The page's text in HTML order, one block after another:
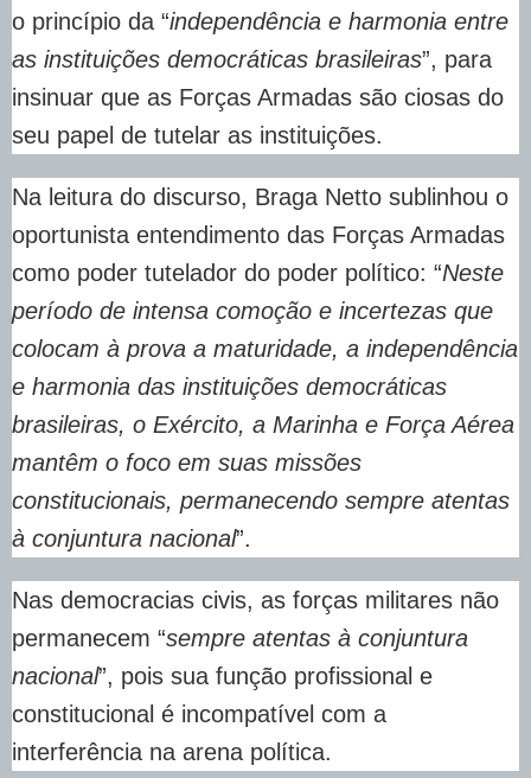
o princípio da “independência e harmonia entre
as instituições democráticas brasileiras”, para
insinuar que as Forças Armadas são ciosas do
seu papel de tutelar as instituições.
Na leitura do discurso, Braga Netto sublinhou o
oportunista entendimento das Forças Armadas
como poder tutelador do poder político: “Neste
período de intensa comoção e incertezas que
colocam à prova a maturidade, a independência
e harmonia das instituições democráticas
brasileiras, o Exército, a Marinha e Força Aérea
mantêm o foco em suas missões
constitucionais, permanecendo sempre atentas
à conjuntura nacional”.
Nas democracias civis, as forças militares não
permanecem “sempre atentas à conjuntura
nacional”, pois sua função profissional e
constitucional é incompatível com a
interferência na arena política.